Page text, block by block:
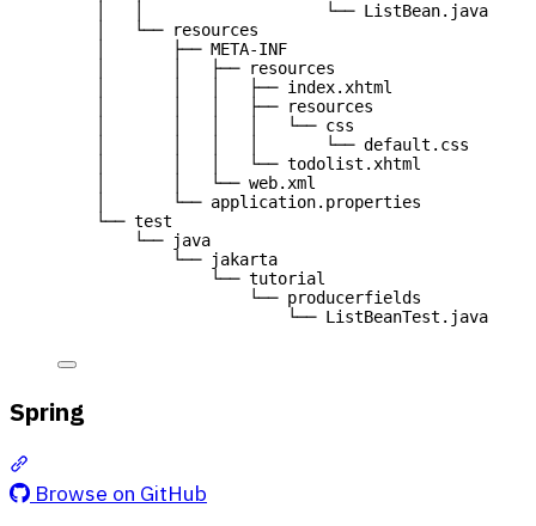
│   │                   └── ListBean.java
│   └── resources
│       ├── META-INF
│       │   ├── resources
│       │   │   ├── index.xhtml
│       │   │   ├── resources
│       │   │   │   └── css
│       │   │   │       └── default.css
│       │   │   └── todolist.xhtml
│       │   └── web.xml
│       └── application.properties
└── test
└── java
└── jakarta
└── tutorial
└── producerfields
└── ListBeanTest.java
Spring
Browse on GitHub